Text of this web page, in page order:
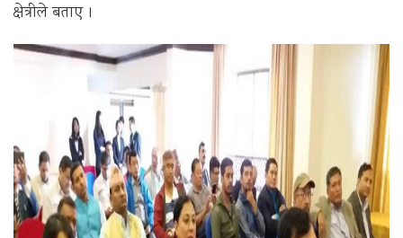
क्षेत्रीले बताए ।